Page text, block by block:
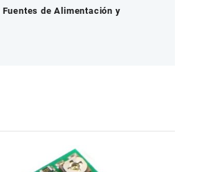
Fuentes de Alimentación y